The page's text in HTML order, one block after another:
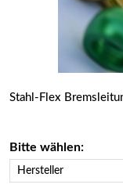
Stahl-Flex
Bitte wählen: